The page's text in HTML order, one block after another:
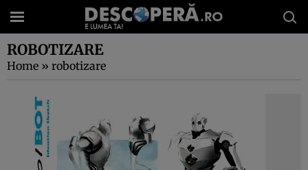
ROBOTIZARE
Home » robotizare